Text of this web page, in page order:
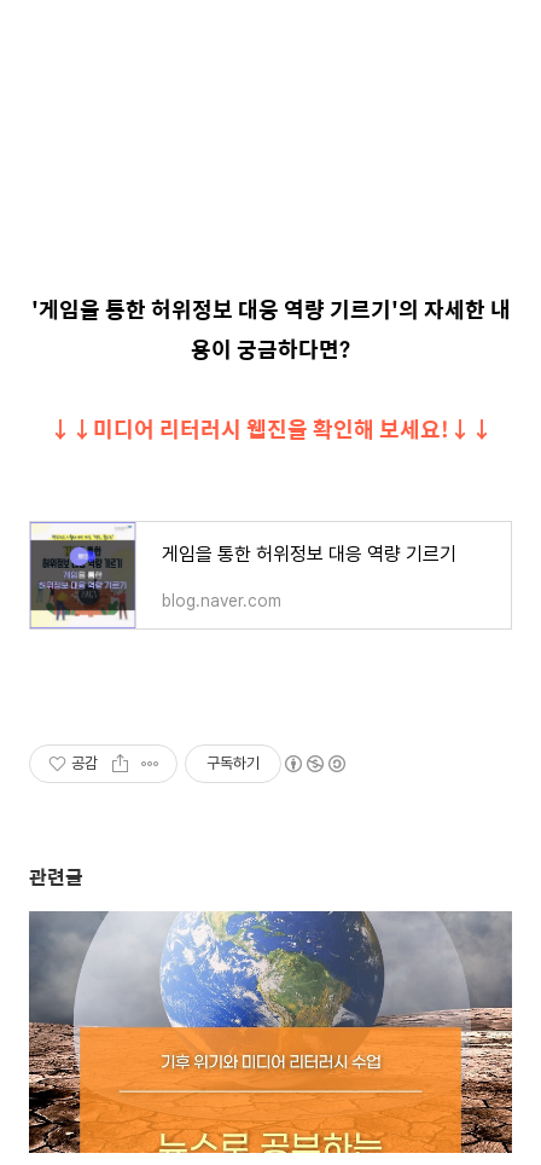
'게임을 통한 허위정보 대응 역량 기르기'의 자세한 내
용이 궁금하다면?
↓↓미디어 리터러시 웹진을 확인해 보세요!↓↓
게임을 통한 허위정보 대응 역량 기르기
blog.naver.com
공감 구독하기
관련글